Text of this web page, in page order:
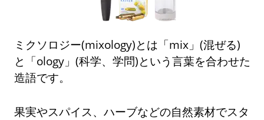
ミクソロジー(mixology)とは「mix」(混ぜる)
と「ology」(科学、学問)という言葉を合わせた
造語です。
果実やスパイス、ハーブなどの自然素材でスタ